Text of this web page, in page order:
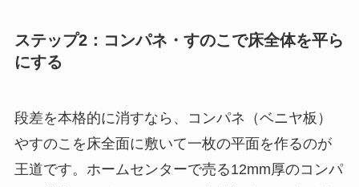
ステップ2：コンパネ・すのこで床全体を平ら
にする
段差を本格的に消すなら、コンパネ（ベニヤ板）
やすのこを床全面に敷いて一枚の平面を作るのが
王道です。ホームセンターで売る12mm厚のコンパ